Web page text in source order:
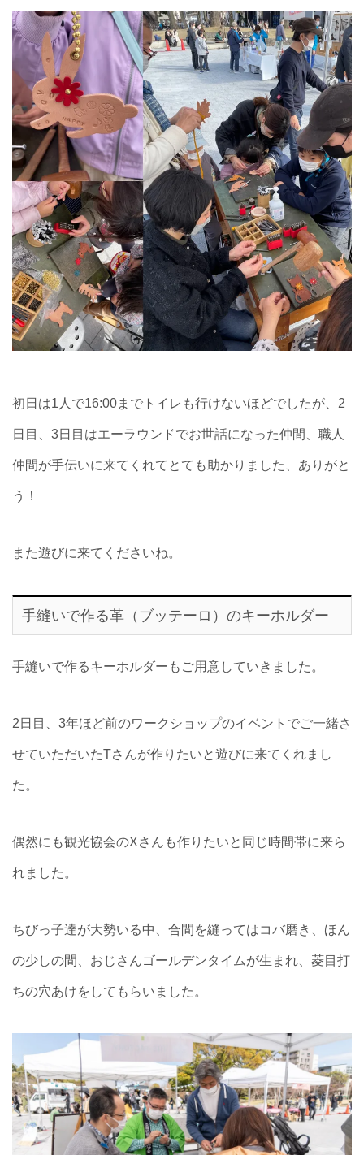
初日は1人で16:00までトイレも行けないほどでしたが、2
日目、3日目はエーラウンドでお世話になった仲間、職人
仲間が手伝いに来てくれてとても助かりました、ありがと
う！
また遊びに来てくださいね。
手縫いで作る革（ブッテーロ）のキーホルダー
手縫いで作るキーホルダーもご用意していきました。
2日目、3年ほど前のワークショップのイベントでご一緒さ
せていただいたTさんが作りたいと遊びに来てくれまし
た。
偶然にも観光協会のXさんも作りたいと同じ時間帯に来ら
れました。
ちびっ子達が大勢いる中、合間を縫ってはコバ磨き、ほん
の少しの間、おじさんゴールデンタイムが生まれ、菱目打
ちの穴あけをしてもらいました。